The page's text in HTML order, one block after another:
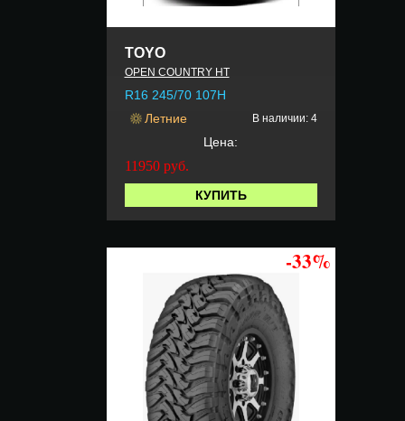
TOYO
OPEN COUNTRY HT
R16 245/70 107H
Летние
В наличии: 4
Цена:
11950 руб.
КУПИТЬ
-33%